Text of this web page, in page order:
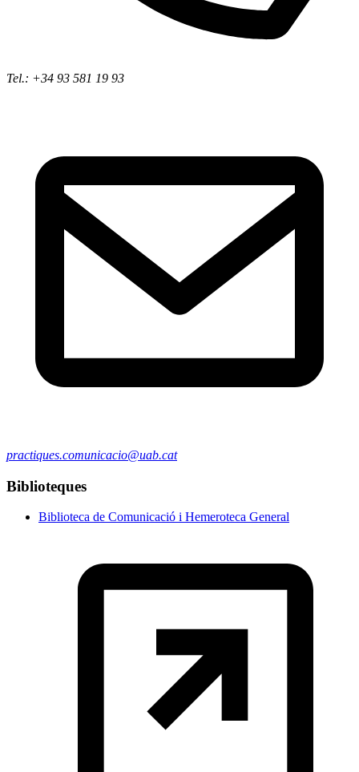
Tel.: +34 93 581 19 93
practiques.comunicacio@uab.cat
Biblioteques
Biblioteca de Comunicació i Hemeroteca General